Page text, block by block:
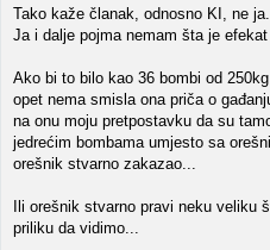
Tako kaže članak, odnosno KI, ne ja.
Ja i dalje pojma nemam šta je
Ako bi to bilo kao 36 bombi od
opet nema smisla ona priča o
na onu moju pretpostavku da su
jedrećim bombama umjesto sa
orešnik stvarno zakazao...
Ili orešnik stvarno pravi neku veliku
priliku da vidimo...